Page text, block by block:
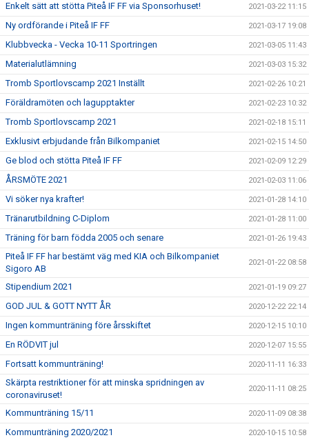
Enkelt sätt att stötta Piteå IF FF via Sponsorhuset! 2021-03-22 11:15
Ny ordförande i Piteå IF FF 2021-03-17 19:08
Klubbvecka - Vecka 10-11 Sportringen 2021-03-05 11:43
Materialutlämning 2021-03-03 15:32
Tromb Sportlovscamp 2021 Inställt 2021-02-26 10:21
Föräldramöten och lagupptakter 2021-02-23 10:32
Tromb Sportlovscamp 2021 2021-02-18 15:11
Exklusivt erbjudande från Bilkompaniet 2021-02-15 14:50
Ge blod och stötta Piteå IF FF 2021-02-09 12:29
ÅRSMÖTE 2021 2021-02-03 11:06
Vi söker nya krafter! 2021-01-28 14:10
Tränarutbildning C-Diplom 2021-01-28 11:00
Träning för barn födda 2005 och senare 2021-01-26 19:43
Piteå IF FF har bestämt väg med KIA och Bilkompaniet
Sigoro AB
2021-01-22 08:58
Stipendium 2021 2021-01-19 09:27
GOD JUL & GOTT NYTT ÅR 2020-12-22 22:14
Ingen kommunträning före årsskiftet 2020-12-15 10:10
En RÖDVIT jul 2020-12-07 15:55
Fortsatt kommunträning! 2020-11-11 16:33
Skärpta restriktioner för att minska spridningen av
coronaviruset!
2020-11-11 08:25
Kommunträning 15/11 2020-11-09 08:38
Kommunträning 2020/2021 2020-10-15 10:58